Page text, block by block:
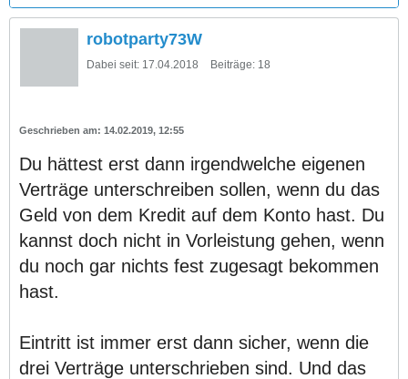
robotparty73W
Dabei seit: 17.04.2018 Beiträge: 18
14.02.2019, 12:55
Du hättest erst dann irgendwelche eigenen
Verträge unterschreiben sollen, wenn du das
Geld von dem Kredit auf dem Konto hast. Du
kannst doch nicht in Vorleistung gehen, wenn
du noch gar nichts fest zugesagt bekommen
hast.
Eintritt ist immer erst dann sicher, wenn die
drei Verträge unterschrieben sind. Und das